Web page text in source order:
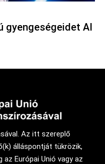
gyengeségeidet AI
Az itt szereplő
álláspontját tükrözik,
Európai Unió vagy az